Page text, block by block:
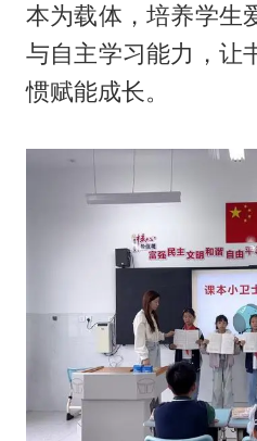
本为载体，培养学生
与自主学习能力，让
惯赋能成长。